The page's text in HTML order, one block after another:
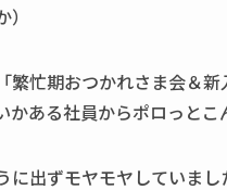
繁忙期おつかれさま会＆新
かある社員からポロっとこ
に出ずモヤモヤしていまし